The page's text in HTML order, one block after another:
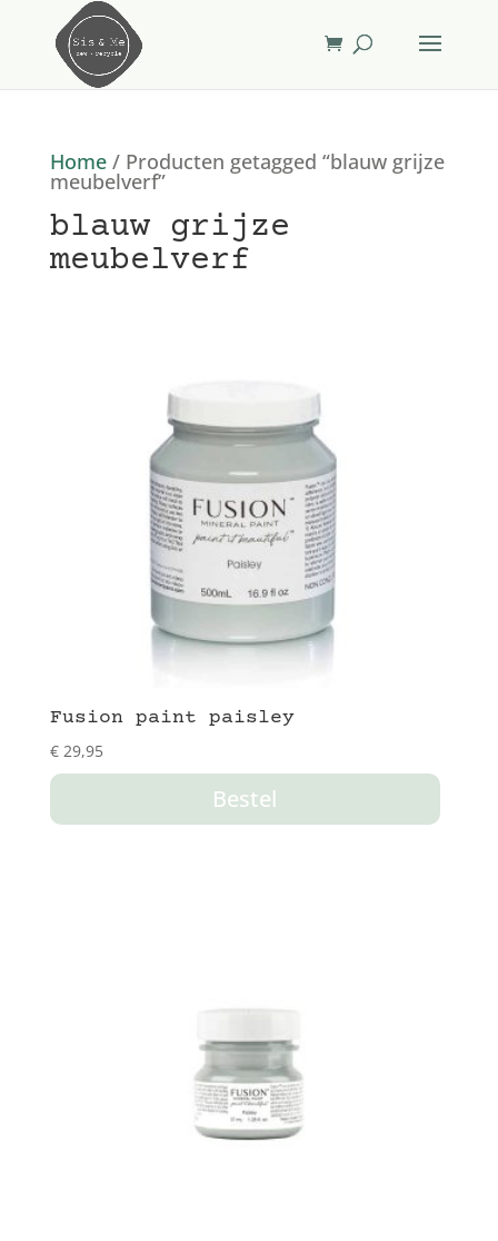
Home/ Producten getagged “blauw grijze
meubelverf”
blauw grijze
meubelverf
Fusion paint paisley
€29,95
Bestel